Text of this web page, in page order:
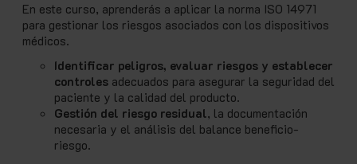
En este curso, aprenderás a aplicar la norma ISO 14971
para gestionar los riesgos asociados con los dispositivos
médicos.
Identificar peligros, evaluar riesgos y establecer
controles adecuados para asegurar la seguridad del
paciente y la calidad del producto.
Gestión del riesgo residual, la documentación
necesaria y el análisis del balance beneficio-
riesgo.